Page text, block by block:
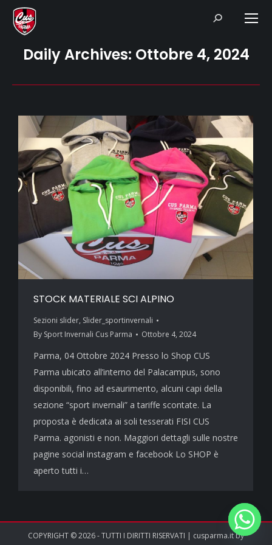
Search:
Daily Archives: Ottobre 4, 2024
STOCK MATERIALE SCI ALPINO
Sezioni slider, Slider_sportinvernali
By Sport Invernali Cus Parma Ottobre 4, 2024
Parma, 04 Ottobre 2024 Presso lo Shop CUS
Parma ubicato all’interno del Palacampus, sono
disponibili, fino ad esaurimento, alcuni capi della
sezione “sport invernali” a tariffe scontate. La
proposta è dedicata ai soli tesserati FISI CUS
Parma. agonisti e non. Maggiori dettagli sulle nostre
pagine social instagram e facebook Lo SHOP è
aperto tutti i…
COPYRIGHT © 2026 - TUTTI I DIRITTI RISERVATI | cusparma.it by